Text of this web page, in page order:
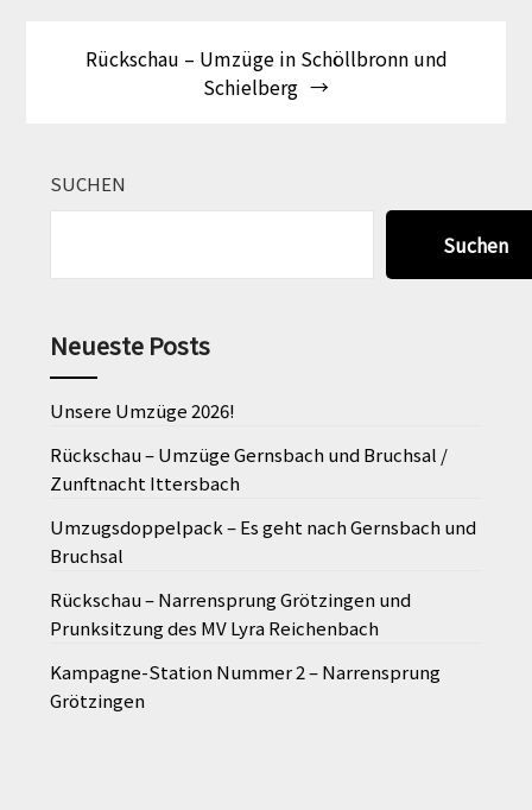
Rückschau – Umzüge in Schöllbronn und
Schielberg
SUCHEN
Suchen
Neueste Posts
Unsere Umzüge 2026!
Rückschau – Umzüge Gernsbach und Bruchsal /
Zunftnacht Ittersbach
Umzugsdoppelpack – Es geht nach Gernsbach und
Bruchsal
Rückschau – Narrensprung Grötzingen und
Prunksitzung des MV Lyra Reichenbach
Kampagne-Station Nummer 2 – Narrensprung
Grötzingen